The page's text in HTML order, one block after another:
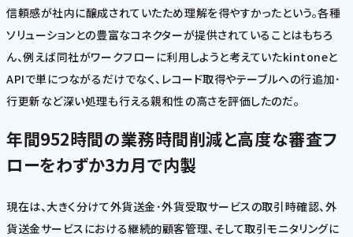
信頼感が社内に醸成されていたため理解を得やすかったという。各種
ソリューションとの豊富なコネクターが提供されていることはもちろ
ん、例えば同社がワークフローに利用しようと考えていたkintoneと
APIで単につながるだけでなく、レコード取得やテーブルへの行追加･
行更新など深い処理も行える親和性の高さを評価したのだ。
年間952時間の業務時間削減と高度な審査フ
ローをわずか3カ月で内製
現在は、大きく分けて外貨送金･外貨受取サービスの取引時確認、外
貨送金サービスにおける継続的顧客管理、そして取引モニタリングに